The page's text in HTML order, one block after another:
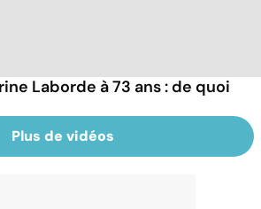
Laborde à 73 ans : de quoi
Plus de vidéos